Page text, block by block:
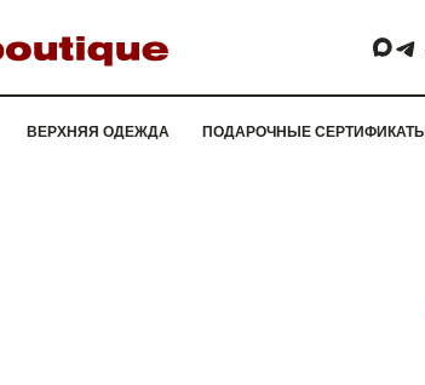
ВЕРХНЯЯ ОДЕЖДА ПОДАРОЧНЫЕ СЕРТИФИКАТЫ